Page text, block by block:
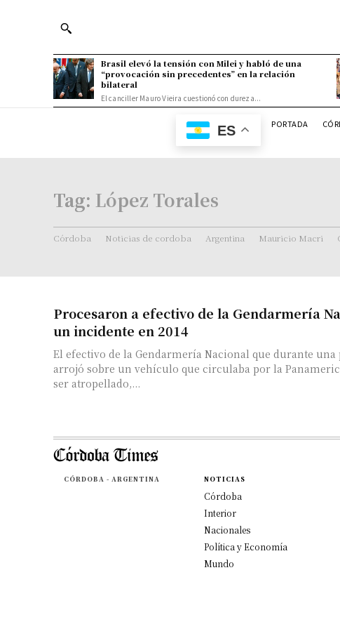
Brasil elevó la tensión con Milei y habló de una
“provocación sin precedentes” en la relación
bilateral
El canciller Mauro Vieira cuestionó con dureza...
ES PORTADA
Tag: López Torales
Córdoba Noticias de cordoba Argentina Mauricio Macri
Procesaron a efectivo de la Gendarmería
un incidente en 2014
El efectivo de la Gendarmería Nacional que durante una
arrojó sobre un vehículo que circulaba por la
ser atropellado,...
CÓRDOBA - ARGENTINA NOTICIAS
Córdoba
Interior
Nacionales
Política y Economía
Mundo